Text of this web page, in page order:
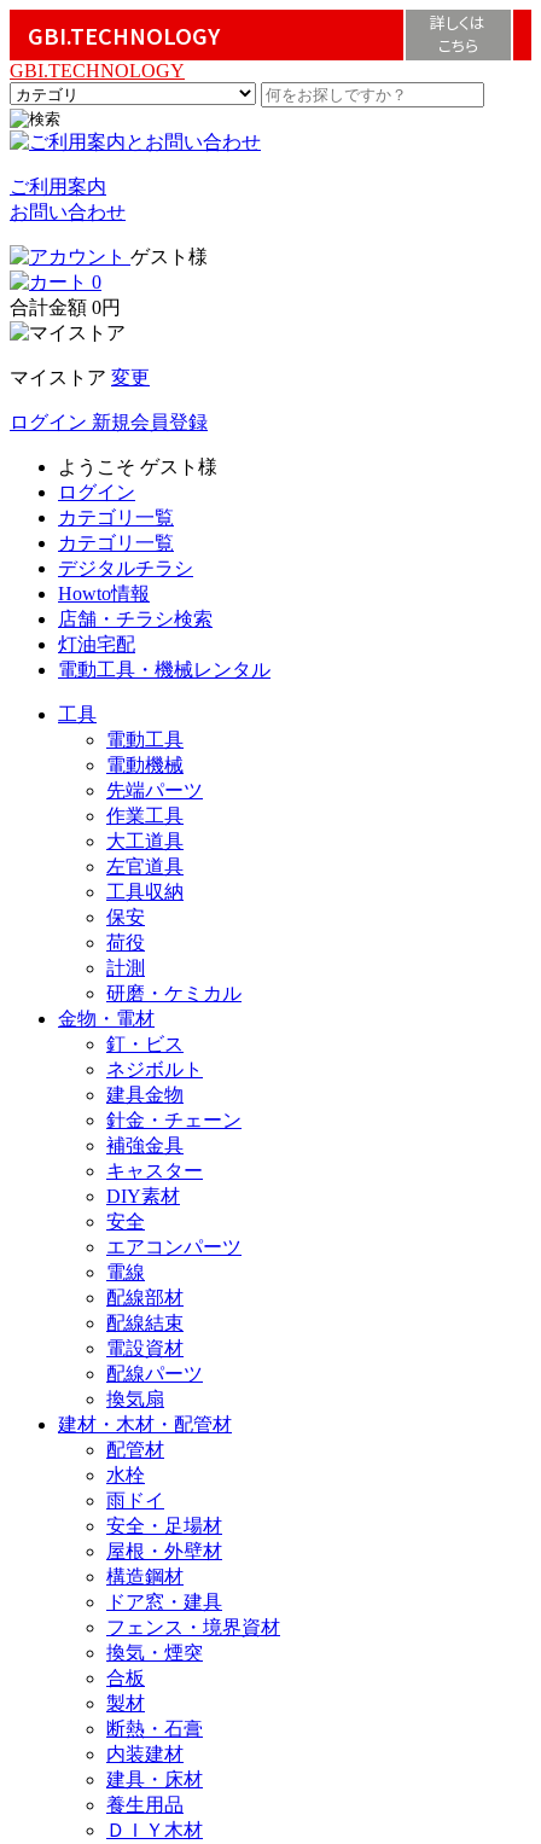
GBI.TECHNOLOGY
詳しくは
こちら
GBI.TECHNOLOGY
ご利用案内
お問い合わせ
ゲスト様
0
合計金額 0円
マイストア 変更
ログイン 新規会員登録
ようこそ ゲスト様
ログイン
カテゴリ一覧
カテゴリ一覧
デジタルチラシ
Howto情報
店舗・チラシ検索
灯油宅配
電動工具・機械レンタル
工具
電動工具
電動機械
先端パーツ
作業工具
大工道具
左官道具
工具収納
保安
荷役
計測
研磨・ケミカル
金物・電材
釘・ビス
ネジボルト
建具金物
針金・チェーン
補強金具
キャスター
DIY素材
安全
エアコンパーツ
電線
配線部材
配線結束
電設資材
配線パーツ
換気扇
建材・木材・配管材
配管材
水栓
雨ドイ
安全・足場材
屋根・外壁材
構造鋼材
ドア窓・建具
フェンス・境界資材
換気・煙突
合板
製材
断熱・石膏
内装建材
建具・床材
養生用品
ＤＩＹ木材